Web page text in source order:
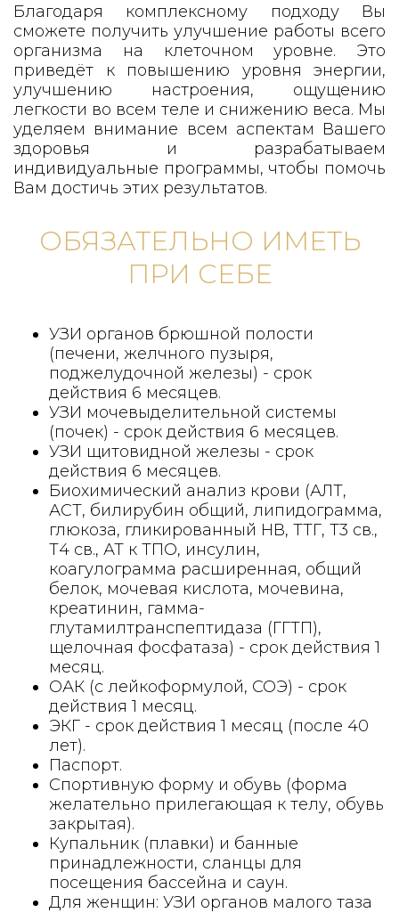
Благодаря комплексному подходу Вы
сможете получить улучшение работы всего
организма на клеточном уровне. Это
приведёт к повышению уровня энергии,
улучшению настроения, ощущению
легкости во всем теле и снижению веса. Мы
уделяем внимание всем аспектам Вашего
здоровья и разрабатываем
индивидуальные программы, чтобы помочь
Вам достичь этих результатов.
ОБЯЗАТЕЛЬНО ИМЕТЬ
ПРИ СЕБЕ
УЗИ органов брюшной полости
(печени, желчного пузыря,
поджелудочной железы) - срок
действия 6 месяцев.
УЗИ мочевыделительной системы
(почек) - срок действия 6 месяцев.
УЗИ щитовидной железы - срок
действия 6 месяцев.
Биохимический анализ крови (АЛТ,
АСТ, билирубин общий, липидограмма,
глюкоза, гликированный НВ, ТТГ, Т3 св.,
Т4 св., АТ к ТПО, инсулин,
коагулограмма расширенная, общий
белок, мочевая кислота, мочевина,
креатинин, гамма-
глутамилтранспептидаза (ГГТП),
щелочная фосфатаза) - срок действия 1
месяц.
ОАК (с лейкоформулой, СОЭ) - срок
действия 1 месяц.
ЭКГ - срок действия 1 месяц (после 40
лет).
Паспорт.
Спортивную форму и обувь (форма
желательно прилегающая к телу, обувь
закрытая).
Купальник (плавки) и банные
принадлежности, сланцы для
посещения бассейна и саун.
Для женщин: УЗИ органов малого таза